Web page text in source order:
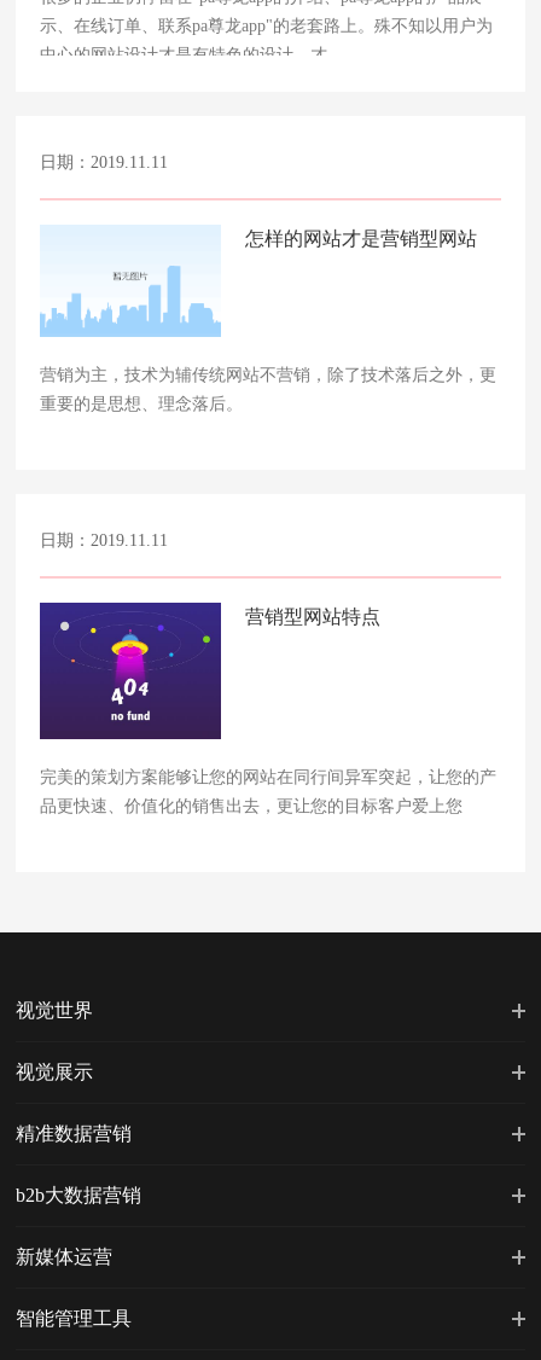
示、在线订单、联系pa尊龙app"的老套路上。殊不知以用户为
中心的网站设计才是有特色的设计，才……
日期：2019.11.11
怎样的网站才是营销型网站
营销为主，技术为辅传统网站不营销，除了技术落后之外，更
重要的是思想、理念落后。
日期：2019.11.11
营销型网站特点
完美的策划方案能够让您的网站在同行间异军突起，让您的产
品更快速、价值化的销售出去，更让您的目标客户爱上您
视觉世界
视觉展示
精准数据营销
b2b大数据营销
新媒体运营
智能管理工具